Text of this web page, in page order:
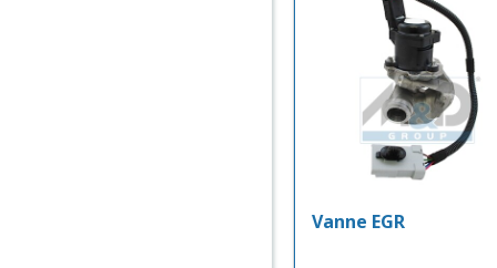
Vanne EGR